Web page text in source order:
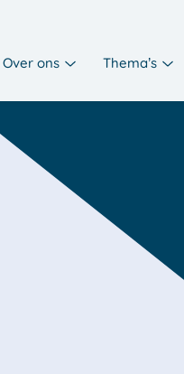
Over ons Thema’s